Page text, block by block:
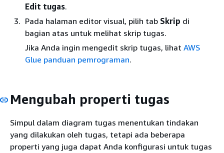
Edit tugas.
Pada halaman editor visual, pilih tab Skrip di
bagian atas untuk melihat skrip tugas.
Jika Anda ingin mengedit skrip tugas, lihat AWS
Glue panduan pemrograman.
Mengubah properti tugas
Simpul dalam diagram tugas menentukan tindakan
yang dilakukan oleh tugas, tetapi ada beberapa
properti yang juga dapat Anda konfigurasi untuk tugas